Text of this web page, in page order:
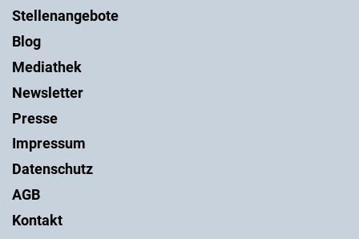
Stellenangebote
Blog
Mediathek
Newsletter
Presse
Impressum
Datenschutz
AGB
Kontakt